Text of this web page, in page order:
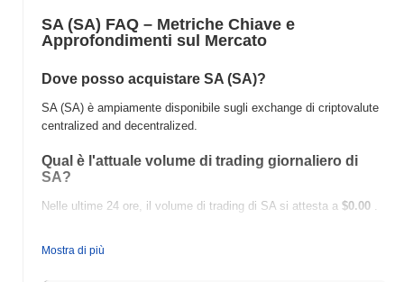
SA (SA) FAQ – Metriche Chiave e
Approfondimenti sul Mercato
Dove posso acquistare SA (SA)?
SA (SA) è ampiamente disponibile sugli exchange di criptovalute
centralized and decentralized.
Qual è l'attuale volume di trading giornaliero di
SA?
Nelle ultime 24 ore, il volume di trading di SA si attesta a $0.00 .
Mostra di più